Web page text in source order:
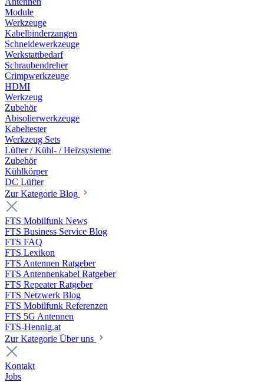
Module
Werkzeuge
Kabelbinderzangen
Schneidewerkzeuge
Werkstattbedarf
Schraubendreher
Crimpwerkzeuge
HDMI
Werkzeug
Zubehör
Abisolierwerkzeuge
Kabeltester
Werkzeug Sets
Lüfter / Kühl- / Heizsysteme
Zubehör
Kühlkörper
DC Lüfter
Zur Kategorie Blog
FTS Mobilfunk News
FTS Business Service Blog
FTS FAQ
FTS Lexikon
FTS Antennen Ratgeber
FTS Antennenkabel Ratgeber
FTS Repeater Ratgeber
FTS Netzwerk Blog
FTS Mobilfunk Referenzen
FTS 5G Antennen
FTS-Hennig.at
Zur Kategorie Über uns
Kontakt
Jobs